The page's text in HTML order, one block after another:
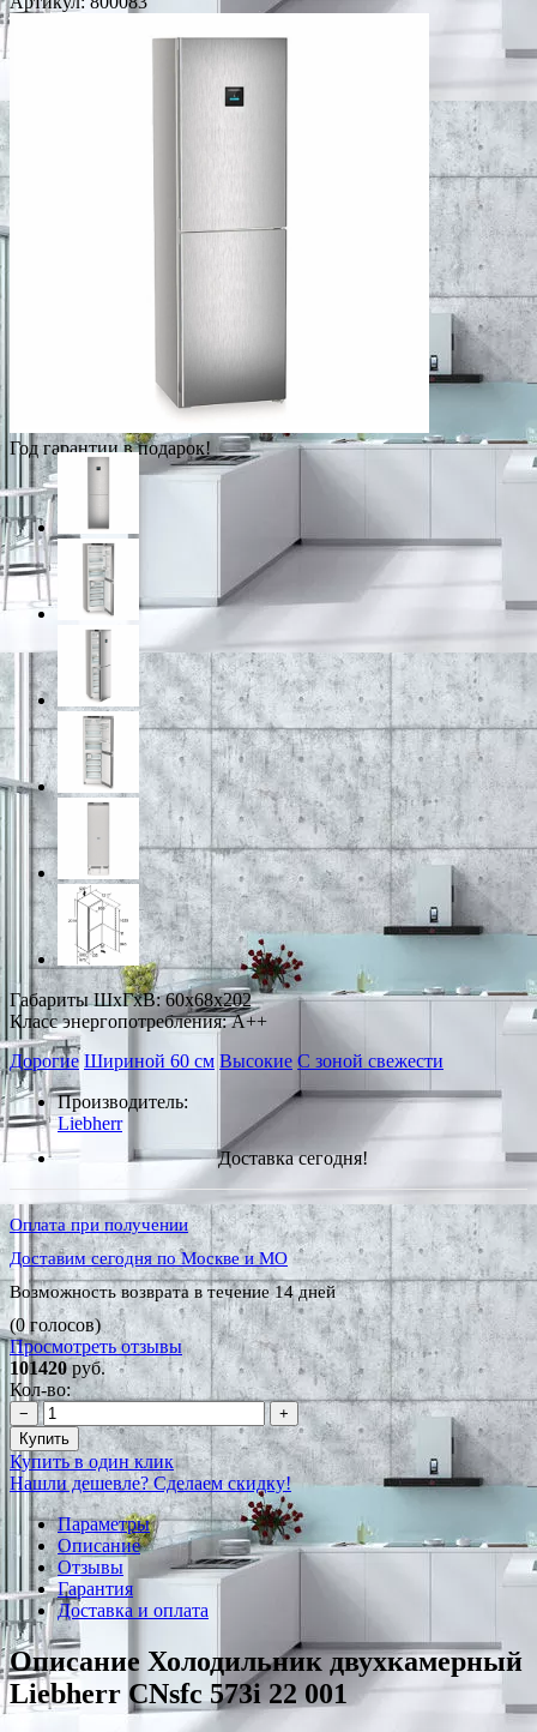
Год гарантии в подарок!
Габариты ШxГxВ: 60x68x202
Класс энергопотребления: A++
Дорогие Шириной 60 см Высокие С зоной свежести
Производитель:
Liebherr
Доставка сегодня!
Оплата при получении
Доставим сегодня по Москве и МО
Возможность возврата в течение 14 дней
(0 голосов)
Просмотреть отзывы
101420руб.
Кол-во:
−
+
Купить
Купить в один клик
Нашли дешевле? Сделаем скидку!
Параметры
Описание
Отзывы
Гарантия
Доставка и оплата
Описание Холодильник двухкамерный
Liebherr CNsfc 573i 22 001